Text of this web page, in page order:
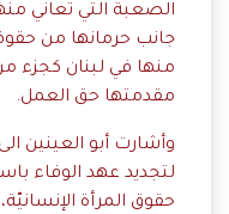
الصعبة التي تعاني
جانب حرمانها من
منها في لبنان
مقدمتها حق العمل.
وأشارت أبو العينين
لتجديد عهد الوفاء
حقوق المرأة